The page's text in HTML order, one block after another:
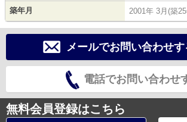
築年月 2001年 3月(築
メールでお問い合わせ
電話でお問い合わせ
無料会員登録はこちら